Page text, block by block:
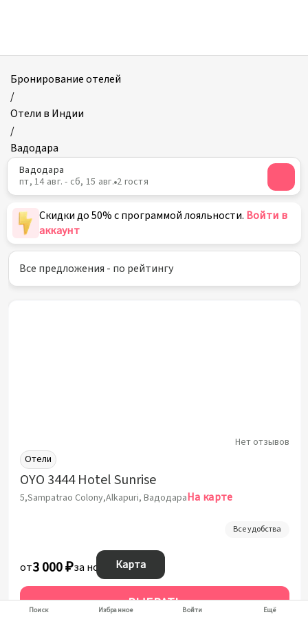
Бронирование отелей
/
Отели в Индии
/
Вадодара
Вадодара
пт, 14 авг. - сб, 15 авг. 2 гостя
Скидки до 50% с программой лояльности. Войти в
аккаунт
Все предложения - по рейтингу
Отели
OYO 3444 Hotel Sunrise
5,Sampatrao Colony,Alkapuri, ВадодараНа карте
Нет отзывов
Все удобства
от3 000 ₽за ночь
ВЫБРАТЬ
Карта
Поиск Избранное Войти Ещё